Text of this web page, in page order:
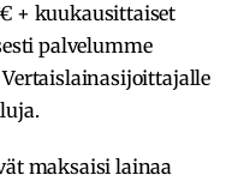
+ kuukausittaiset
palvelumme
maksaisi lainaa